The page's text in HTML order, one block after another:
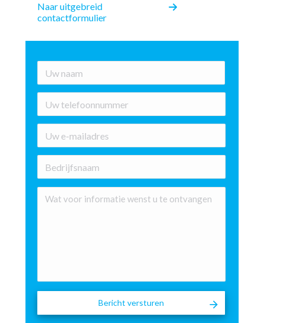
Naar uitgebreid
contactformulier
*
Nummer *
E-
mailadres *
Bedrijfsnaam
Wat
voor